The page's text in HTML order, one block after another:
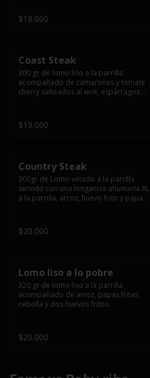
$18.000
Coast Steak
300 gr de lomo liso a la parrilla
acompañado de camarones y tomate
cherry salteados al wok, espárragos
$19.000
Country Steak
300gr de Lomo vetado a la parrilla
servido con una longaniza ahumada XL
a la parrilla, arroz, huevo frito y papas
$20.000
Lomo liso a lo pobre
320 gr de lomo liso a la parrilla
acompañado de arroz, papas fritas,
cebolla y dos huevos fritos.
$20.000